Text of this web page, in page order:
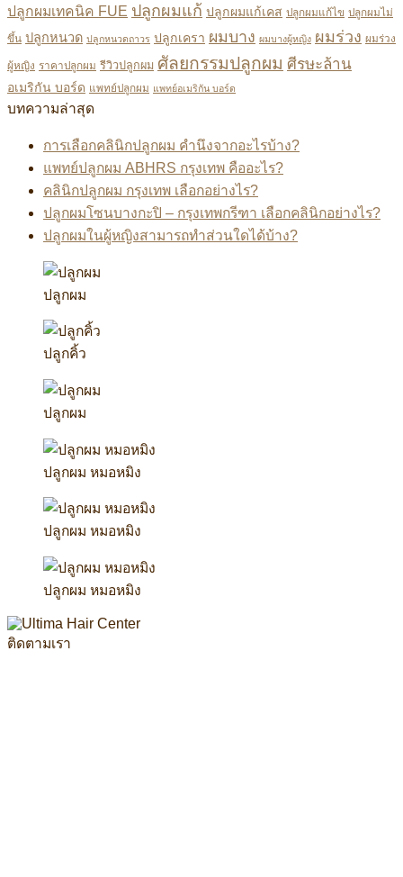
ปลูกผมเทคนิค FUE ปลูกผมแก้ ปลูกผมแก้เคส ปลูกผมแก้ไข ปลูกผมไม่
ขึ้น ปลูกหนวด ปลูกหนวดถาวร ปลูกเครา ผมบาง ผมบางผู้หญิง ผมร่วง ผมร่วง
ผู้หญิง ราคาปลูกผม รีวิวปลูกผม ศัลยกรรมปลูกผม ศีรษะล้าน
อเมริกัน บอร์ด แพทย์ปลูกผม แพทย์อเมริกัน บอร์ด
บทความล่าสุด
การเลือกคลินิกปลูกผม คำนึงจากอะไรบ้าง?
แพทย์ปลูกผม ABHRS กรุงเทพ คืออะไร?
คลินิกปลูกผม กรุงเทพ เลือกอย่างไร?
ปลูกผมโซนบางกะปิ – กรุงเทพกรีฑา เลือกคลินิกอย่างไร?
ปลูกผมในผู้หญิงสามารถทำส่วนใดได้บ้าง?
ปลูกผม
ปลูกคิ้ว
ปลูกผม
ปลูกผม หมอหมิง
ปลูกผม หมอหมิง
ปลูกผม หมอหมิง
ติดตามเรา